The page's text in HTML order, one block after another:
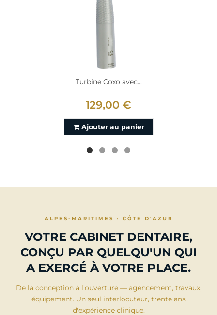
Turbine Coxo avec...
129,00 €
Ajouter au panier
ALPES-MARITIMES · CÔTE D'AZUR
VOTRE CABINET DENTAIRE,
CONÇU PAR QUELQU'UN QUI
A EXERCÉ À VOTRE PLACE.
De la conception à l'ouverture — agencement, travaux,
équipement. Un seul interlocuteur, trente ans
d'expérience clinique.